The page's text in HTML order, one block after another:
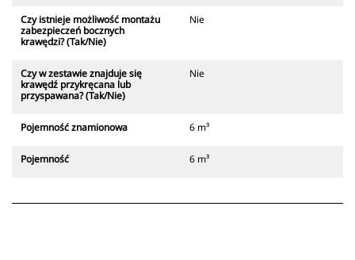
Czy istnieje możliwość montażu
zabezpieczeń bocznych
krawędzi? (Tak/Nie)
Nie
Czy w zestawie znajduje się
krawędź przykręcana lub
przyspawana? (Tak/Nie)
Nie
Pojemność znamionowa 6 m³
Pojemność 6 m³